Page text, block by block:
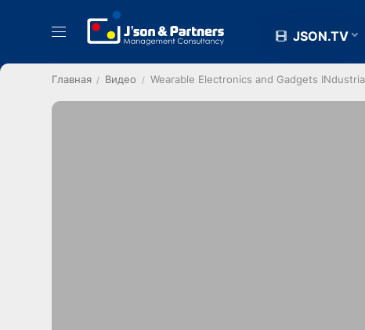
JSON.TV
Главная Видео Wearable Electronics and Gadgets